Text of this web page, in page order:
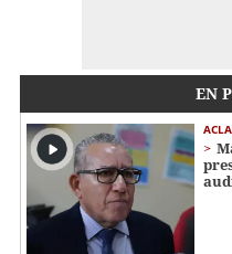
EN